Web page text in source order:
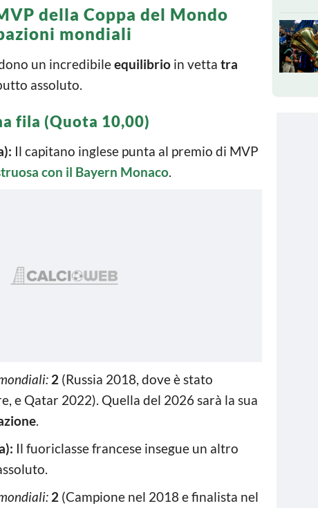
della Coppa del Mondo
mondiali
un incredibileequilibrio in vetta tra
assoluto.
fila (Quota 10,00)
Il capitano inglese punta al premio di MVP
con il Bayern Monaco.
2 (Russia 2018, dove è stato
e Qatar 2022). Quella del 2026 sarà la sua
.
Il fuoriclasse francese insegue un altro
2 (Campione nel 2018 e finalista nel